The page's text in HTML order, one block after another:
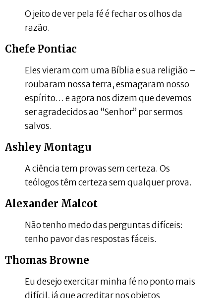
O jeito de ver pela fé é fechar os olhos da
razão.
Chefe Pontiac
Eles vieram com uma Bíblia e sua religião –
roubaram nossa terra, esmagaram nosso
espírito… e agora nos dizem que devemos
ser agradecidos ao “Senhor” por sermos
salvos.
Ashley Montagu
A ciência tem provas sem certeza. Os
teólogos têm certeza sem qualquer prova.
Alexander Malcot
Não tenho medo das perguntas difíceis:
tenho pavor das respostas fáceis.
Thomas Browne
Eu desejo exercitar minha fé no ponto mais
difícil, já que acreditar nos objetos